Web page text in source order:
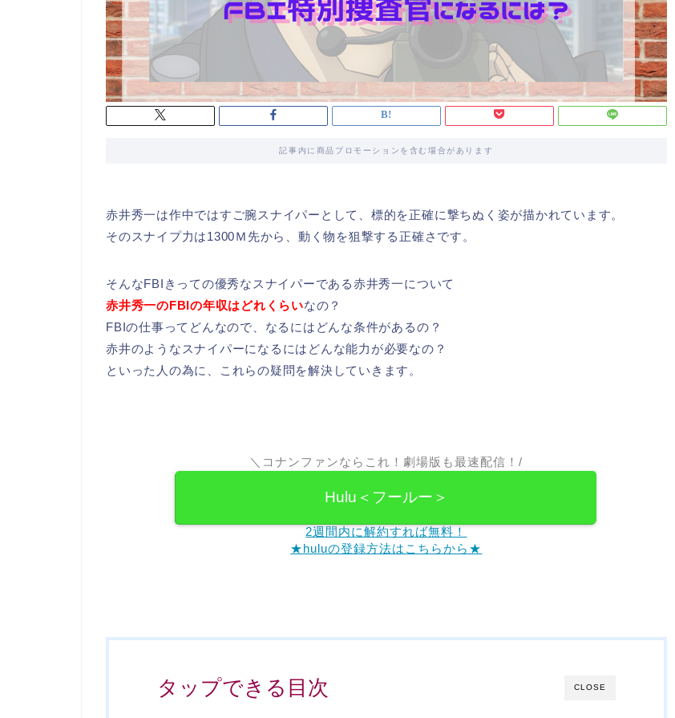
記事内に商品プロモーションを含む場合があります
赤井秀一は作中ではすご腕スナイパーとして、標的を正確に撃ちぬく姿が描かれています。
そのスナイプ力は1300Ｍ先から、動く物を狙撃する正確さです。
そんなFBIきっての優秀なスナイパーである赤井秀一について
赤井秀一のFBIの年収はどれくらいなの？
FBIの仕事ってどんなので、なるにはどんな条件があるの？
赤井のようなスナイパーになるにはどんな能力が必要なの？
といった人の為に、これらの疑問を解決していきます。
＼コナンファンならこれ！劇場版も最速配信！/
Hulu＜フールー＞
2週間内に解約すれば無料！
★huluの登録方法はこちらから★
CLOSE
タップできる目次